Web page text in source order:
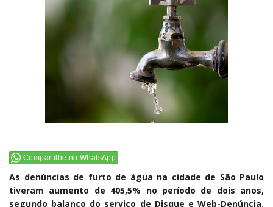
Compartilhe no WhatsApp
As denúncias de furto de água na cidade de São Paulo
tiveram aumento de 405,5% no período de dois anos,
segundo balanço do serviço de Disque e Web-Denúncia.